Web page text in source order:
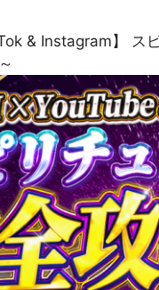
& Instagram】 ス